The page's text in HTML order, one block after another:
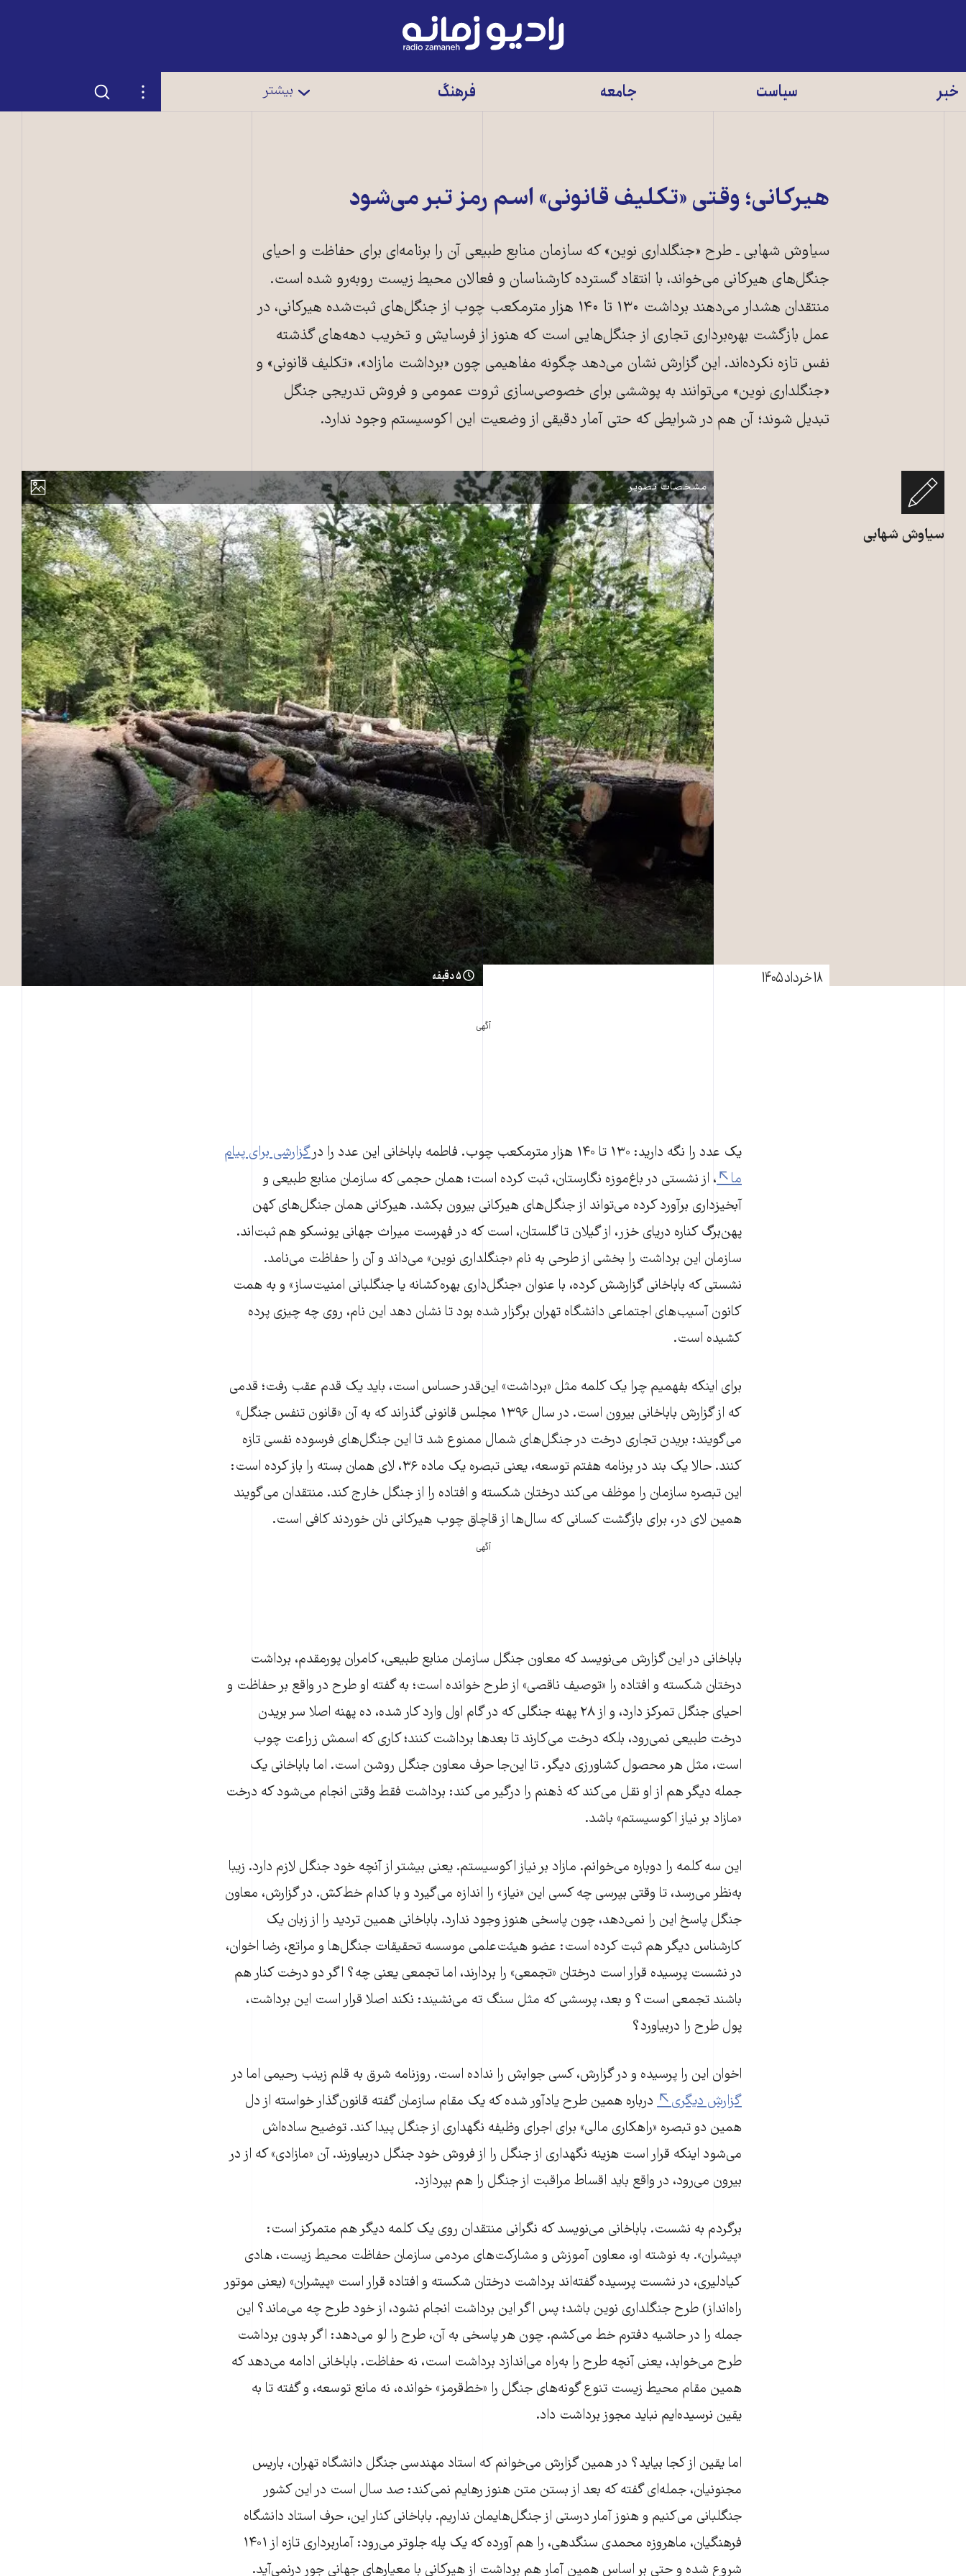
رادیو
زمانه
خبر سیاست جامعه فرهنگ بیشتر تنظیمات جستجو
هیرکانی؛ وقتی «تکلیف قانونی» اسم رمز تبر می‌شود
سیاوش شهابی ـ‌ طرح «جنگلداری نوین» که سازمان منابع طبیعی آن را برنامه‌ای برای حفاظت و احیای
جنگل‌های هیرکانی می‌خواند، با انتقاد گسترده کارشناسان و فعالان محیط زیست روبه‌رو شده است.
منتقدان هشدار می‌دهند برداشت ۱۳۰ تا ۱۴۰ هزار مترمکعب چوب از جنگل‌های ثبت‌شده هیرکانی، در
عمل بازگشت بهره‌برداری تجاری از جنگل‌هایی است که هنوز از فرسایش و تخریب دهه‌های گذشته
نفس تازه نکرده‌اند. این گزارش نشان می‌دهد چگونه مفاهیمی چون «برداشت مازاد»، «تکلیف قانونی» و
«جنگلداری نوین» می‌توانند به پوششی برای خصوصی‌سازی ثروت عمومی و فروش تدریجی جنگل
تبدیل شوند؛ آن هم در شرایطی که حتی آمار دقیقی از وضعیت این اکوسیستم وجود ندارد.
سیاوش شهابی
نمایش
مشخصات تصویر
۱۸ خرداد ۱۴۰۵ ۵ دقیقه
آگهی
یک عدد را نگه دارید: ۱۳۰ تا ۱۴۰ هزار مترمکعب چوب. فاطمه باباخانی این عدد را در
گزارشی برای پیام
ما
، از نشستی در باغ‌موزه نگارستان، ثبت کرده است؛ همان حجمی که سازمان منابع طبیعی و
آبخیزداری برآورد کرده می‌تواند از جنگل‌های هیرکانی بیرون بکشد. هیرکانی همان جنگل‌های کهن
پهن‌برگ کناره دریای خزر، از گیلان تا گلستان، است که در فهرست میراث جهانی یونسکو هم ثبت‌اند.
سازمان این برداشت را بخشی از طرحی به نام «جنگلداری نوین» می‌داند و آن را حفاظت می‌نامد.
نشستی که باباخانی گزارشش کرده، با عنوان «جنگل‌داری بهره‌کشانه یا جنگلبانی امنیت‌ساز» و به همت
کانون آسیب‌های اجتماعی دانشگاه تهران برگزار شده بود تا نشان دهد این نام، روی چه چیزی پرده
کشیده است.
برای اینکه بفهمیم چرا یک کلمه مثل «برداشت» این‌قدر حساس است، باید یک قدم عقب رفت؛ قدمی
که از گزارش باباخانی بیرون است. در سال ۱۳۹۶ مجلس قانونی گذراند که به آن «قانون تنفس جنگل»
می‌گویند: بریدن تجاری درخت در جنگل‌های شمال ممنوع شد تا این جنگل‌های فرسوده نفسی تازه
کنند. حالا یک بند در برنامه هفتم توسعه، یعنی تبصره یک ماده ۳۶، لای همان بسته را باز کرده است:
این تبصره سازمان را موظف می‌کند درختان شکسته و افتاده را از جنگل خارج کند. منتقدان می‌گویند
همین لای در، برای بازگشت کسانی که سال‌ها از قاچاق چوب هیرکانی نان خوردند کافی است.
آگهی
باباخانی در این گزارش می‌نویسد که معاون جنگل سازمان منابع طبیعی، کامران پورمقدم، برداشت
درختان شکسته و افتاده را «توصیف ناقصی» از طرح خوانده است؛ به گفته او طرح در واقع بر حفاظت و
احیای جنگل تمرکز دارد، و از ۲۸ پهنه جنگلی که در گام اول وارد کار شده، ده پهنه اصلا سر بریدن
درخت طبیعی نمی‌رود، بلکه درخت می‌کارند تا بعدها برداشت کنند؛ کاری که اسمش زراعت چوب
است، مثل هر محصول کشاورزی دیگر. تا این‌جا حرف معاون جنگل روشن است. اما باباخانی یک
جمله دیگر هم از او نقل می‌کند که ذهنم را درگیر می کند: برداشت فقط وقتی انجام می‌شود که درخت
«مازاد بر نیاز اکوسیستم» باشد.
این سه کلمه را دوباره می‌خوانم. مازاد بر نیاز اکوسیستم. یعنی بیشتر از آنچه خود جنگل لازم دارد. زیبا
به‌نظر می‌رسد، تا وقتی بپرسی چه کسی این «نیاز» را اندازه می‌گیرد و با کدام خط‌کش. در گزارش، معاون
جنگل پاسخ این را نمی‌دهد، چون پاسخی هنوز وجود ندارد. باباخانی همین تردید را از زبان یک
کارشناس دیگر هم ثبت کرده است: عضو هیئت‌علمی موسسه تحقیقات جنگل‌ها و مراتع، رضا اخوان،
در نشست پرسیده قرار است درختان «تجمعی» را بردارند، اما تجمعی یعنی چه؟ اگر دو درخت کنار هم
باشند تجمعی است؟ و بعد، پرسشی که مثل سنگ ته می‌نشیند: نکند اصلا قرار است این برداشت،
پول طرح را دربیاورد؟
اخوان این را پرسیده و در گزارش، کسی جوابش را نداده است. روزنامه شرق به قلم زینب رحیمی اما در
گزارش دیگری
درباره همین طرح یادآور شده که یک مقام سازمان گفته قانون‌گذار خواسته از دل
همین دو تبصره «راهکاری مالی» برای اجرای وظیفه نگهداری از جنگل پیدا کند. توضیح ساده‌اش
می‌شود اینکه قرار است هزینه نگهداری از جنگل را از فروش خود جنگل دربیاورند. آن «مازادی» که از در
بیرون می‌رود، در واقع باید اقساط مراقبت از جنگل را هم بپردازد.
برگردم به نشست. باباخانی می‌نویسد که نگرانی منتقدان روی یک کلمه دیگر هم متمرکز است:
«پیشران». به نوشته او، معاون آموزش و مشارکت‌های مردمی سازمان حفاظت محیط‌ زیست، هادی
کیادلیری، در نشست پرسیده گفته‌اند برداشت درختان شکسته و افتاده قرار است «پیشران» (یعنی موتور
راه‌انداز) طرح جنگلداری نوین باشد؛ پس اگر این برداشت انجام نشود، از خود طرح چه می‌ماند؟ این
جمله را در حاشیه دفترم خط می‌کشم. چون هر پاسخی به آن، طرح را لو می‌دهد: اگر بدون برداشت
طرح می‌خوابد، یعنی آنچه طرح را به‌راه می‌اندازد برداشت است، نه حفاظت. باباخانی ادامه می‌دهد که
همین مقام محیط‌ زیست تنوع گونه‌های جنگل را «خط‌قرمز» خوانده، نه مانع توسعه، و گفته تا به
یقین نرسیده‌ایم نباید مجوز برداشت داد.
اما یقین از کجا بیاید؟ در همین گزارش می‌خوانم که استاد مهندسی جنگل دانشگاه تهران، باریس
مجنونیان، جمله‌ای گفته که بعد از بستن متن هنوز رهایم نمی‌کند: صد سال است در این کشور
جنگلبانی می‌کنیم و هنوز آمار درستی از جنگل‌هایمان نداریم. باباخانی کنار این، حرف استاد دانشگاه
فرهنگیان، ماهروزه محمدی سنگدهی، را هم آورده که یک پله جلوتر می‌رود: آماربرداری تازه از ۱۴۰۱
شروع شده و حتی بر اساس همین آمار هم برداشت از هیرکانی با معیارهای جهانی جور درنمی‌آید.